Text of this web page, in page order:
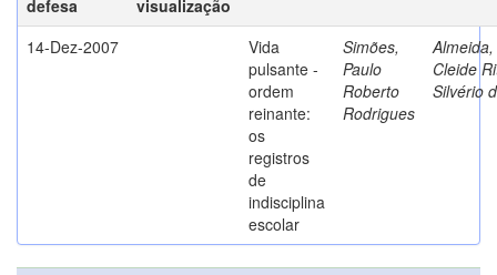
defesa
visualização
14-Dez-2007
Vida
pulsante -
ordem
reinante:
os
registros
de
indisciplina
escolar
Simões,
Paulo
Roberto
Rodrigues
Almeida,
Cleide
Silvério